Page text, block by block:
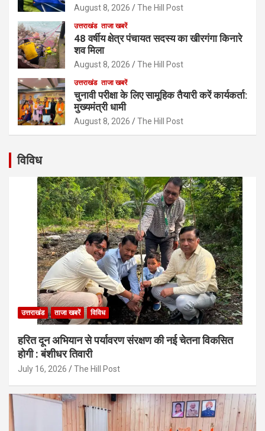
August 8, 2026 The Hill Post
उत्तराखंड ताजा खबरें
48 वर्षीय क्षेत्र पंचायत सदस्य का खीरगंगा किनारे
शव मिला
August 8, 2026 The Hill Post
उत्तराखंड ताजा खबरें
चुनावी परीक्षा के लिए सामूहिक तैयारी करें कार्यकर्ता:
मुख्यमंत्री धामी
August 8, 2026 The Hill Post
विविध
उत्तराखंड ताजा खबरें विविध
हरित दून अभियान से पर्यावरण संरक्षण की नई चेतना विकसित
होगी : बंशीधर तिवारी
July 16, 2026 The Hill Post